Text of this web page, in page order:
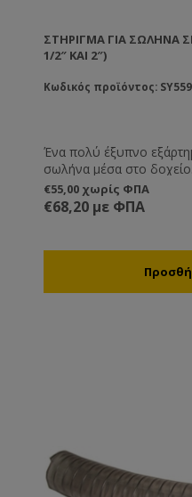
ΣΤΉΡΙΓΜΑ ΓΙΑ ΣΩΛΉΝΑ
1/2″ ΚΑΙ 2″)
Κωδικός προϊόντος:
Ένα πολύ έξυπνο
σωλήνα μέσα στο
το να στηρίξετε το άκρο
ενός δοχείου δεν είναι
εξάρτημα. Αυτή η απλή
εύκολη υπόθεση.
€55,00 χωρίς ΦΠΑ
€68,20 με ΦΠΑ